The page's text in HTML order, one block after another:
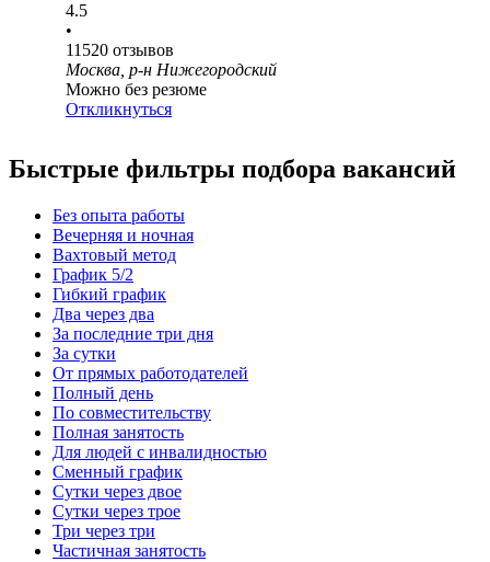
4.5
•
11520 отзывов
Москва, р-н Нижегородский
Можно без резюме
Откликнуться
Быстрые фильтры подбора вакансий
Без опыта работы
Вечерняя и ночная
Вахтовый метод
График 5/2
Гибкий график
Два через два
За последние три дня
За сутки
От прямых работодателей
Полный день
По совместительству
Полная занятость
Для людей с инвалидностью
Сменный график
Сутки через двое
Сутки через трое
Три через три
Частичная занятость